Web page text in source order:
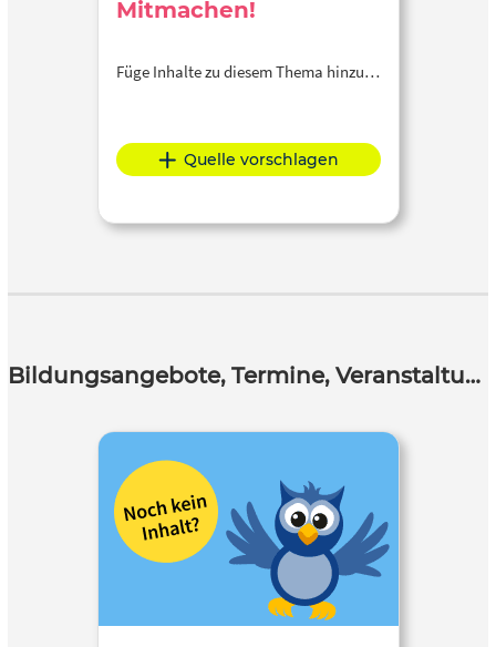
Mitmachen!
Füge Inhalte zu diesem Thema hinzu…
Quelle vorschlagen
Bildungsangebote, Termine, Veranstaltungen